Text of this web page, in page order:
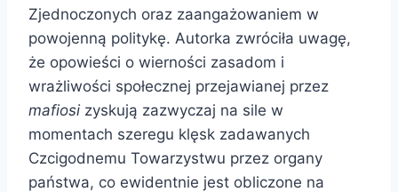
Zjednoczonych oraz zaangażowaniem w
powojenną politykę. Autorka zwróciła uwagę,
że opowieści o wierności zasadom i
wrażliwości społecznej przejawianej przez
mafiosi zyskują zazwyczaj na sile w
momentach szeregu klęsk zadawanych
Czcigodnemu Towarzystwu przez organy
państwa, co ewidentnie jest obliczone na